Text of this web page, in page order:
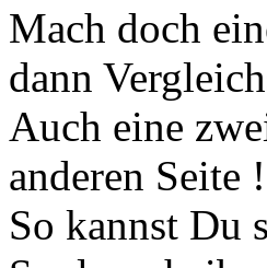
Mach doch
dann
Auch eine
anderen Seite !
So kannst Du